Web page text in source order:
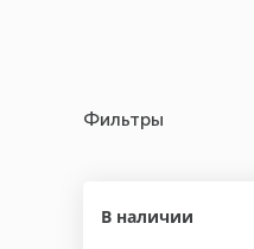
Фильтры
В наличии